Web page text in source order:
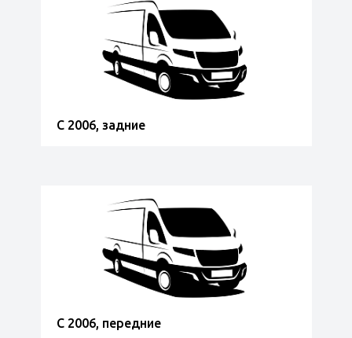
С 2006, задние
С 2006, передние